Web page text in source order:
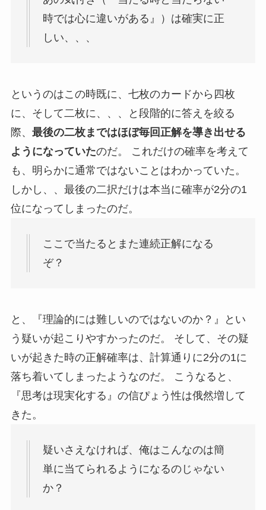
時では心に違いがある』）は確実に正
しい、、、
というのはこの時既に、七枚のカードから四枚
に、そして二枚に、、、と段階的に答えを絞る
際、 最後の二枚まではほぼ毎回正解を導き出せる
ようになっていたのだ。 これだけの確率を考えて
も、明らかに通常ではないことはわかっていた。
しかし、、最後の二択だけは本当に確率が2分の1
位になってしまったのだ。
ここで当たるとまた連続正解になる
ぞ？
と、『理論的には難しいのではないのか？』とい
う疑いが起こりやすかったのだ。 そして、その疑
いが起きた時の正解確率は、計算通りに2分の1に
落ち着いてしまったようなのだ。 こうなると、
『思考は現実化する』の信ぴょう性は俄然増して
きた。
疑いさえなければ、俺はこんなのは簡
単に当てられるようになるのじゃない
か？